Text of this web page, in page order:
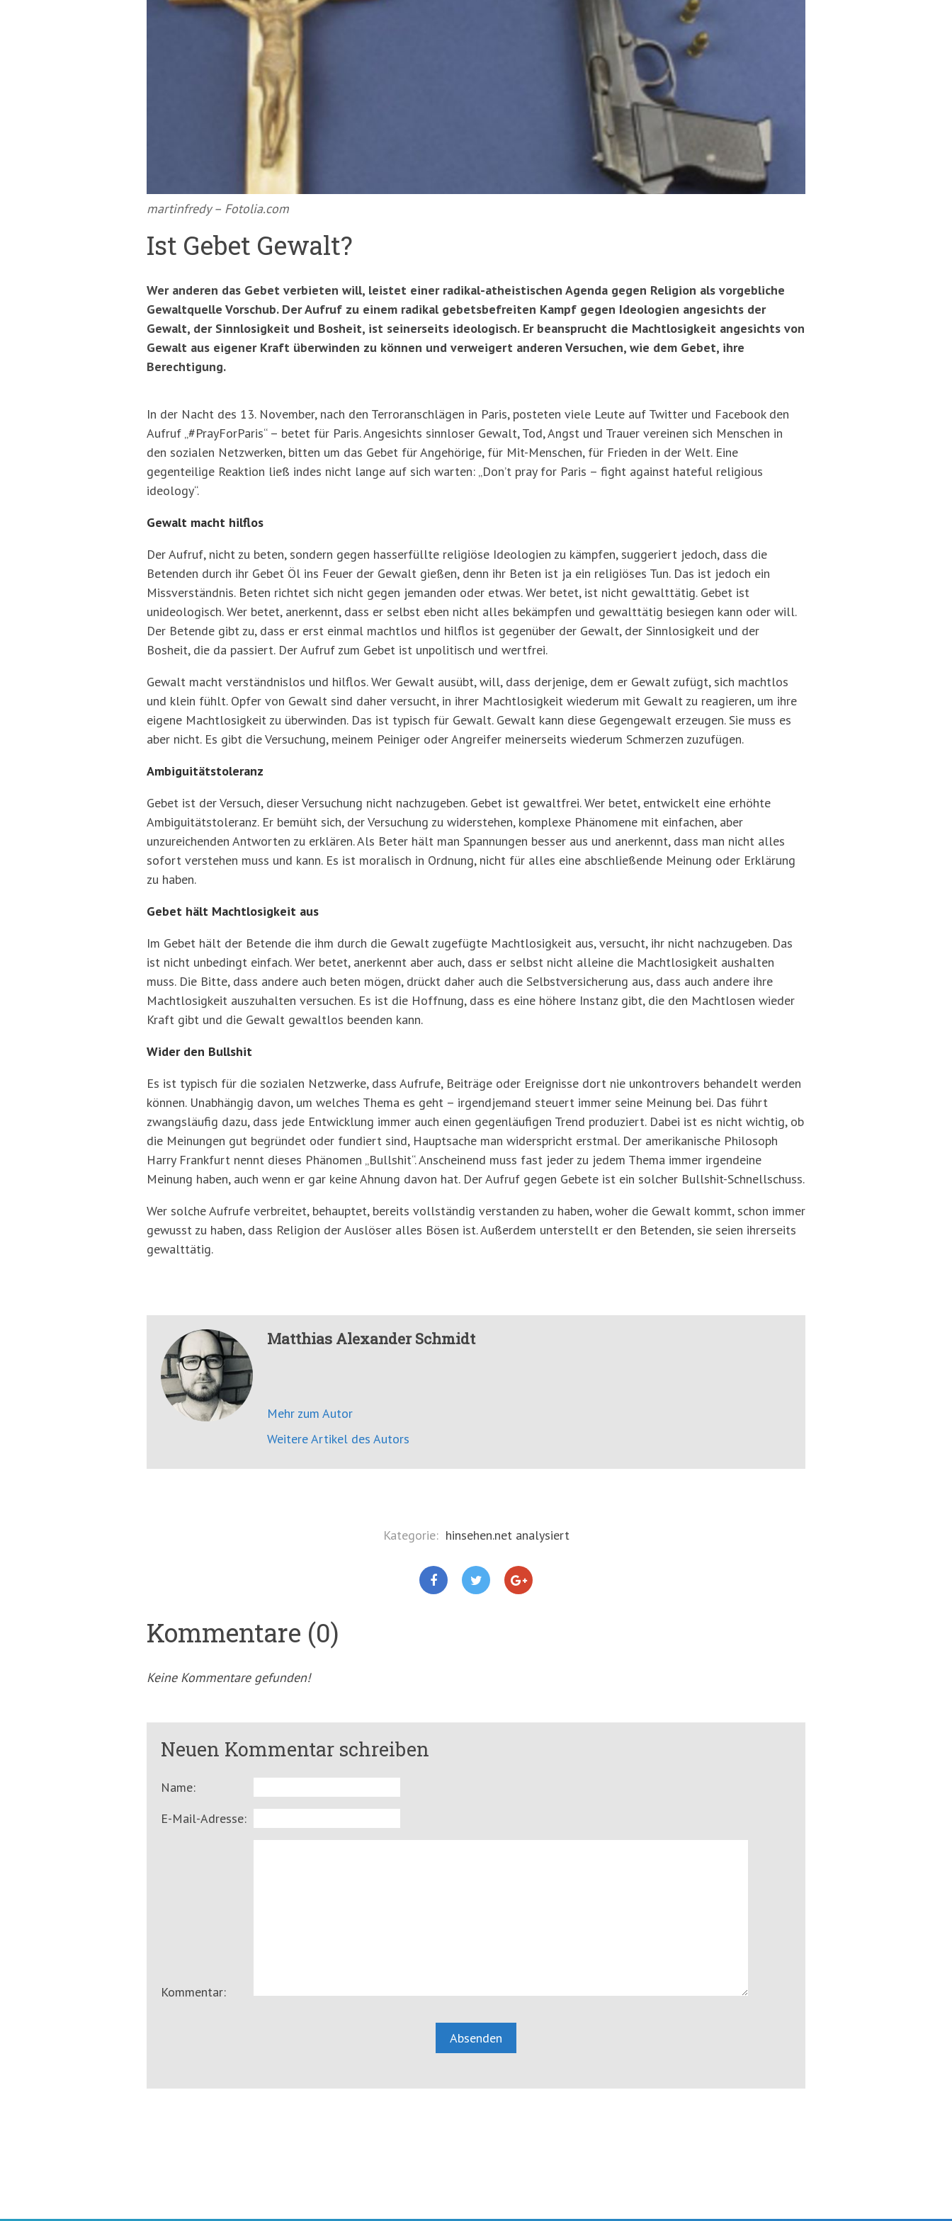
martinfredy – Fotolia.com
Ist Gebet Gewalt?
Wer anderen das Gebet verbieten will, leistet einer radikal-atheistischen Agenda gegen Religion als vorgebliche
Gewaltquelle Vorschub. Der Aufruf zu einem radikal gebetsbefreiten Kampf gegen Ideologien angesichts der
Gewalt, der Sinnlosigkeit und Bosheit, ist seinerseits ideologisch. Er beansprucht die Machtlosigkeit angesichts von
Gewalt aus eigener Kraft überwinden zu können und verweigert anderen Versuchen, wie dem Gebet, ihre
Berechtigung.
In der Nacht des 13. November, nach den Terroranschlägen in Paris, posteten viele Leute auf Twitter und Facebook den
Aufruf „#PrayForParis“ – betet für Paris. Angesichts sinnloser Gewalt, Tod, Angst und Trauer vereinen sich Menschen in
den sozialen Netzwerken, bitten um das Gebet für Angehörige, für Mit-Menschen, für Frieden in der Welt. Eine
gegenteilige Reaktion ließ indes nicht lange auf sich warten: „Don’t pray for Paris – fight against hateful religious
ideology“.
Gewalt macht hilflos
Der Aufruf, nicht zu beten, sondern gegen hasserfüllte religiöse Ideologien zu kämpfen, suggeriert jedoch, dass die
Betenden durch ihr Gebet Öl ins Feuer der Gewalt gießen, denn ihr Beten ist ja ein religiöses Tun. Das ist jedoch ein
Missverständnis. Beten richtet sich nicht gegen jemanden oder etwas. Wer betet, ist nicht gewalttätig. Gebet ist
unideologisch. Wer betet, anerkennt, dass er selbst eben nicht alles bekämpfen und gewalttätig besiegen kann oder will.
Der Betende gibt zu, dass er erst einmal machtlos und hilflos ist gegenüber der Gewalt, der Sinnlosigkeit und der
Bosheit, die da passiert. Der Aufruf zum Gebet ist unpolitisch und wertfrei.
Gewalt macht verständnislos und hilflos. Wer Gewalt ausübt, will, dass derjenige, dem er Gewalt zufügt, sich machtlos
und klein fühlt. Opfer von Gewalt sind daher versucht, in ihrer Machtlosigkeit wiederum mit Gewalt zu reagieren, um ihre
eigene Machtlosigkeit zu überwinden. Das ist typisch für Gewalt. Gewalt kann diese Gegengewalt erzeugen. Sie muss es
aber nicht. Es gibt die Versuchung, meinem Peiniger oder Angreifer meinerseits wiederum Schmerzen zuzufügen.
Ambiguitätstoleranz
Gebet ist der Versuch, dieser Versuchung nicht nachzugeben. Gebet ist gewaltfrei. Wer betet, entwickelt eine erhöhte
Ambiguitätstoleranz. Er bemüht sich, der Versuchung zu widerstehen, komplexe Phänomene mit einfachen, aber
unzureichenden Antworten zu erklären. Als Beter hält man Spannungen besser aus und anerkennt, dass man nicht alles
sofort verstehen muss und kann. Es ist moralisch in Ordnung, nicht für alles eine abschließende Meinung oder Erklärung
zu haben.
Gebet hält Machtlosigkeit aus
Im Gebet hält der Betende die ihm durch die Gewalt zugefügte Machtlosigkeit aus, versucht, ihr nicht nachzugeben. Das
ist nicht unbedingt einfach. Wer betet, anerkennt aber auch, dass er selbst nicht alleine die Machtlosigkeit aushalten
muss. Die Bitte, dass andere auch beten mögen, drückt daher auch die Selbstversicherung aus, dass auch andere ihre
Machtlosigkeit auszuhalten versuchen. Es ist die Hoffnung, dass es eine höhere Instanz gibt, die den Machtlosen wieder
Kraft gibt und die Gewalt gewaltlos beenden kann.
Wider den Bullshit
Es ist typisch für die sozialen Netzwerke, dass Aufrufe, Beiträge oder Ereignisse dort nie unkontrovers behandelt werden
können. Unabhängig davon, um welches Thema es geht – irgendjemand steuert immer seine Meinung bei. Das führt
zwangsläufig dazu, dass jede Entwicklung immer auch einen gegenläufigen Trend produziert. Dabei ist es nicht wichtig, ob
die Meinungen gut begründet oder fundiert sind, Hauptsache man widerspricht erstmal. Der amerikanische Philosoph
Harry Frankfurt nennt dieses Phänomen „Bullshit“. Anscheinend muss fast jeder zu jedem Thema immer irgendeine
Meinung haben, auch wenn er gar keine Ahnung davon hat. Der Aufruf gegen Gebete ist ein solcher Bullshit-Schnellschuss.
Wer solche Aufrufe verbreitet, behauptet, bereits vollständig verstanden zu haben, woher die Gewalt kommt, schon immer
gewusst zu haben, dass Religion der Auslöser alles Bösen ist. Außerdem unterstellt er den Betenden, sie seien ihrerseits
gewalttätig.
Matthias Alexander Schmidt
Mehr zum Autor
Weitere Artikel des Autors
Kategorie: hinsehen.net analysiert
Kommentare (0)
Keine Kommentare gefunden!
Neuen Kommentar schreiben
Name:
E-Mail-Adresse:
Kommentar: